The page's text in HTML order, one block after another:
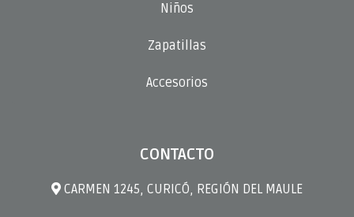
Niños
Zapatillas
Accesorios
CONTACTO
CARMEN 1245, CURICÓ, REGIÓN DEL MAULE